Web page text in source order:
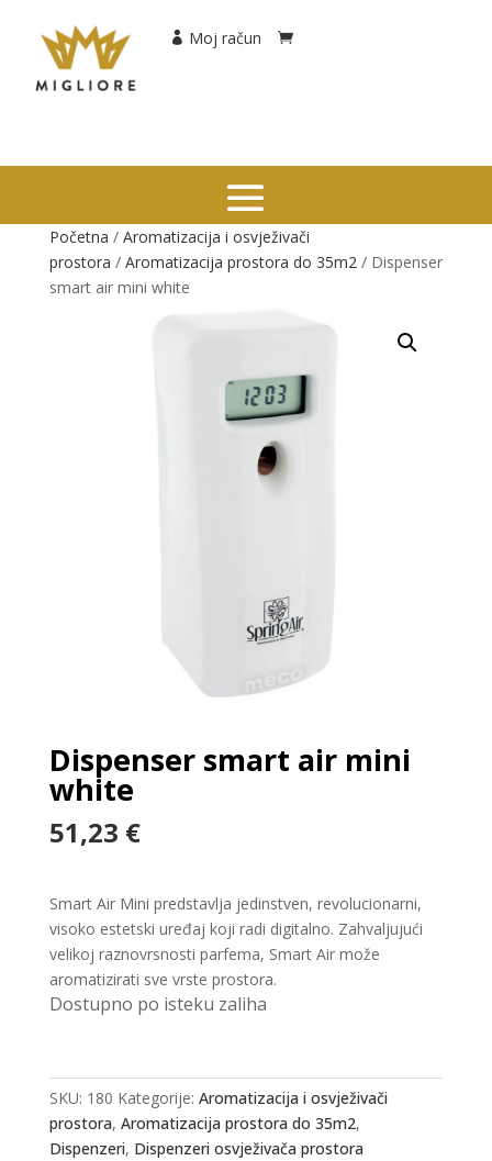
Moj račun
Početna / Aromatizacija i osvježivači
prostora / Aromatizacija prostora do 35m2 / Dispenser
smart air mini white
Dispenser smart air mini
white
51,23 €
Smart Air Mini predstavlja jedinstven, revolucionarni,
visoko estetski uređaj koji radi digitalno. Zahvaljujući
velikoj raznovrsnosti parfema, Smart Air može
aromatizirati sve vrste prostora.
Dostupno po isteku zaliha
SKU: 180 Kategorije: Aromatizacija i osvježivači
prostora, Aromatizacija prostora do 35m2,
Dispenzeri, Dispenzeri osvježivača prostora